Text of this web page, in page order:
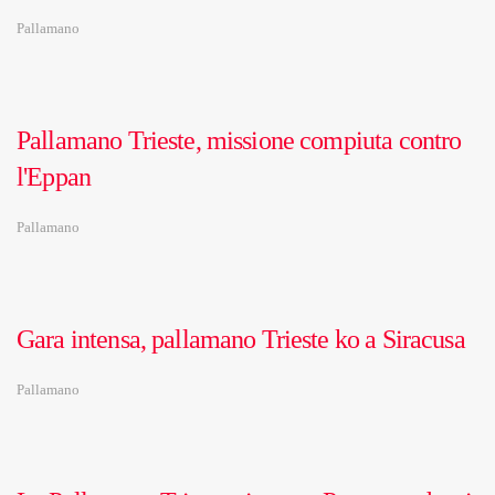
Pallamano
Pallamano Trieste, missione compiuta contro
l'Eppan
Pallamano
Gara intensa, pallamano Trieste ko a Siracusa
Pallamano